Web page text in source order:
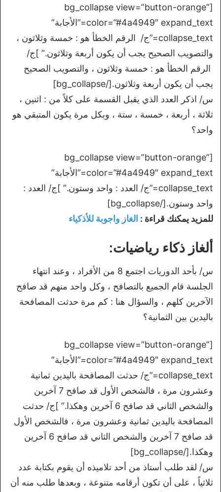
[bg_collapse view=”button-orange”
color=”#4a4949″ expand_text=”الأجابة”
collapse_text=”ج/ الرقم الخطأ هو : خمسة وثلاثون ،
والتصويب الصحيح يجب أن يكون أربعة وثلاثون.” ]ج/
الرقم الخطأ هو : خمسة وثلاثون ، والتصويب الصحيح
يجب أن يكون أربعة وثلاثون.[/bg_collapse]
س/ اذكر العدد الذي يقبل القسمة على كلاً من : اثنين ،
ثلاثة ، أربعة ، خمسة ، ستة ، وبكل مرة يكون المتبقي هو
واحد؟
[bg_collapse view=”button-orange”
color=”#4a4949″ expand_text=”الأجابة”
collapse_text=”ج/ العدد : واحد وستون.” ]ج/ العدد :
واحد وستون.[/bg_collapse]
للمزيد يمكنك قراءة : الغاز واجوبة للأذكياء
ألغاز ذكاء رياضيات:
س/ بأحد الدوريات اجتمع 8 من الأفراد ، وعند انتهاء
الجلسة قام الجميع بالتصافح ، وكل واحد منهم قد صافح
الآخرين كلهم ، والسؤال هنا : كم مرة حدثت المصافحة
باليدين بين الثمانية؟
[bg_collapse view=”button-orange”
color=”#4a4949″ expand_text=”الأجابة”
collapse_text=”ج/ حدثت المصافحة باليدين ثمانية
وعشرون مرة ، فالشخص الأول قد صافح 7 آخرين
والشخص الثاني قد صافح 6 آخرين وهكذا.” ]ج/ حدثت
المصافحة باليدين ثمانية وعشرون مرة ، فالشخص الأول
قد صافح 7 آخرين والشخص الثاني قد صافح 6 آخرين
وهكذا.[/bg_collapse]
س/ لقد طلب أستاذ من أحد تلاميذه أن يقوم بكتابة عدد
ثلاثياً ، على أن تكون أرقامه متنوعة ، وبعدها طلب منه أن